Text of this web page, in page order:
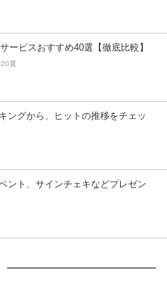
ービスおすすめ40選【徹底比較】
選
ングから、ヒットの推移をチェッ
ント、サインチェキなどプレゼン